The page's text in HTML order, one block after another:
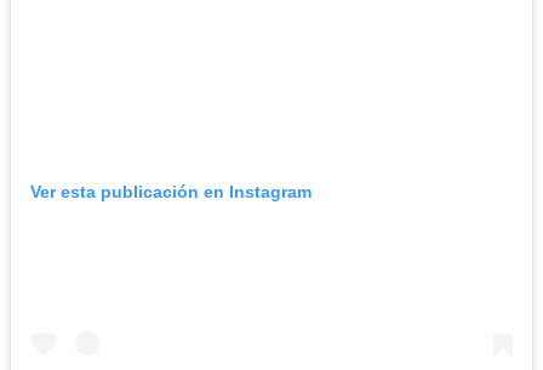
Ver esta publicación en Instagram